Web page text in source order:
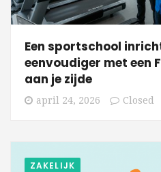
Een sportschool
eenvoudiger met een
aan je zijde
april 24, 2026 Closed
ZAKELIJK